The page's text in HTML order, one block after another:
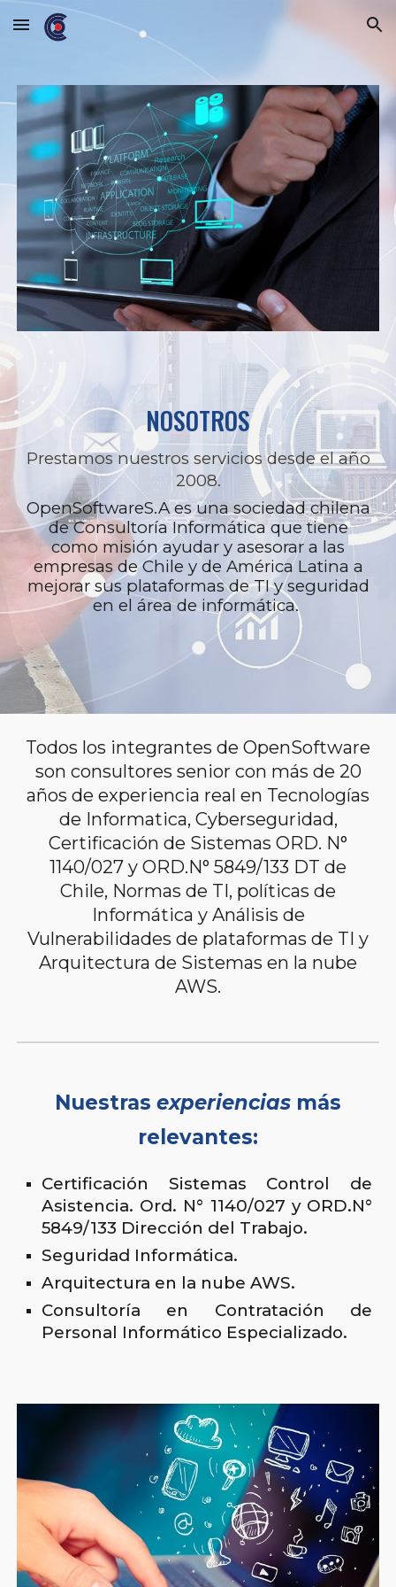
Skip to main content Skip to navigation
NOSOTROS
Prestamos nuestros servicios desde el año
2008.
OpenSoftwareS.A es una sociedad chilena
de Consultoría Informática que tiene
como misión ayudar y asesorar a las
empresas de Chile y de América Latina a
mejorar sus plataformas de TI y seguridad
en el área de informática.
Todos los integrantes de OpenSoftware
son consultores senior con más de 20
años de experiencia real en Tecnologías
de Informatica, Cyberseguridad,
Certificación de Sistemas ORD. N°
1140/027 y ORD.N° 5849/133 DT de
Chile, Normas de TI, políticas de
Informática y Análisis de
Vulnerabilidades de plataformas de TI y
Arquitectura de Sistemas en la nube
AWS.
Nuestras experiencias más
relevantes:
Certificación Sistemas Control de
Asistencia. Ord. N° 1140/027 y ORD.N°
5849/133 Dirección del Trabajo.
Seguridad Informática.
Arquitectura en la nube AWS.
Consultoría en Contratación de
Personal Informático Especializado.